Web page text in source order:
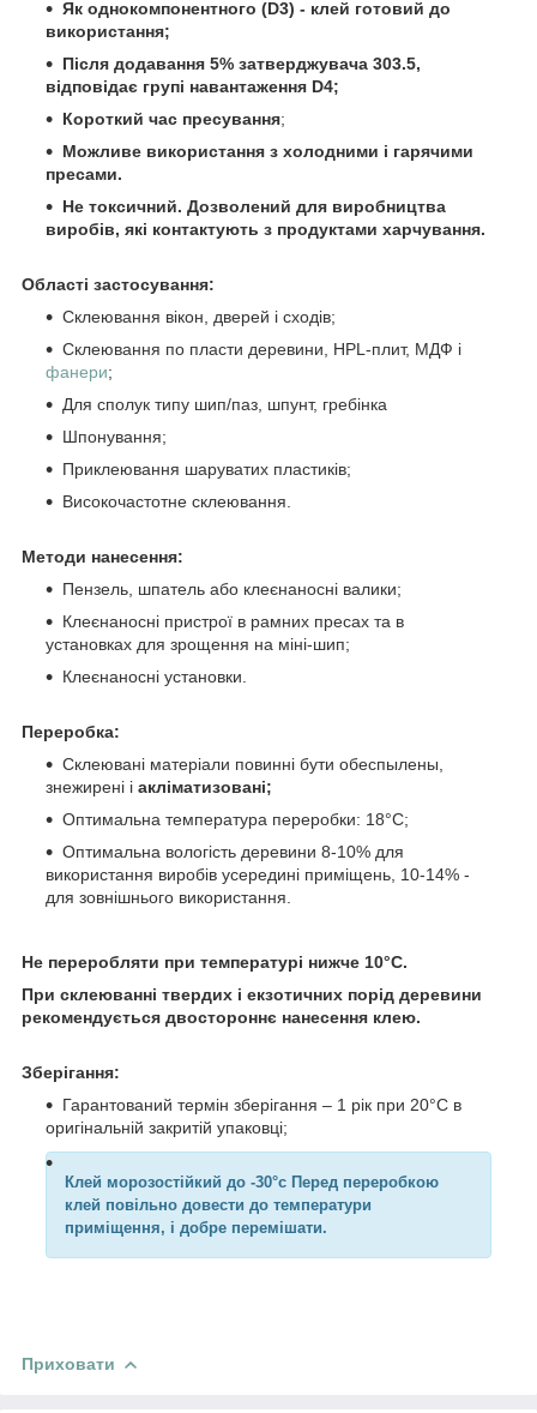
Як однокомпонентного (D3) - клей готовий до
використання;
Після додавання 5% затверджувача 303.5,
відповідає групі навантаження D4;
Короткий час пресування;
Можливе використання з холодними і гарячими
пресами.
Не токсичний. Дозволений для виробництва
виробів, які контактують з продуктами харчування.
Області застосування:
Склеювання вікон, дверей і сходів;
Склеювання по пласти деревини, HPL-плит, МДФ і
фанери;
Для сполук типу шип/паз, шпунт, гребінка
Шпонування;
Приклеювання шаруватих пластиків;
Високочастотне склеювання.
Методи нанесення:
Пензель, шпатель або клеєнаносні валики;
Клеєнаносні пристрої в рамних пресах та в
установках для зрощення на міні-шип;
Клеєнаносні установки.
Переробка:
Склеювані матеріали повинні бути обеспылены,
знежирені і акліматизовані;
Оптимальна температура переробки: 18°C;
Оптимальна вологість деревини 8-10% для
використання виробів усередині приміщень, 10-14% -
для зовнішнього використання.
Не переробляти при температурі нижче 10°С.
При склеюванні твердих і екзотичних порід деревини
рекомендується двостороннє нанесення клею.
Зберігання:
Гарантований термін зберігання – 1 рік при 20°С в
оригінальній закритій упаковці;
Клей морозостійкий до -30°с Перед переробкою
клей повільно довести до температури
приміщення, і добре перемішати.
Приховати